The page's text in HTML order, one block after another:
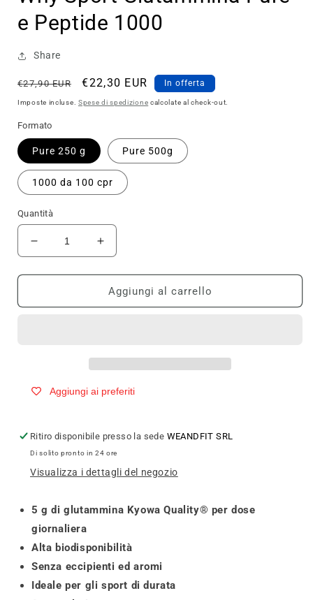
e Peptide 1000
Share
Prezzo
di
€27,90 EUR
Prezzo
scontato
€22,30 EUR In offerta
Imposte incluse. Spese di spedizione calcolate al check-out.
Formato
Pure 250 g Pure 500g
1000 da 100 cpr
Quantità
Diminuisci
quantità
per
Sport
Aumenta
quantità
per
Why
Sport
Aggiungi al carrello
Aggiungi ai preferiti
Ritiro disponibile presso la sede WEANDFIT SRL
Di solito pronto in 24 ore
Visualizza i dettagli del negozio
5 g di glutammina Kyowa Quality® per dose
giornaliera
Alta biodisponibilità
Senza eccipienti ed aromi
Ideale per gli sport di durata